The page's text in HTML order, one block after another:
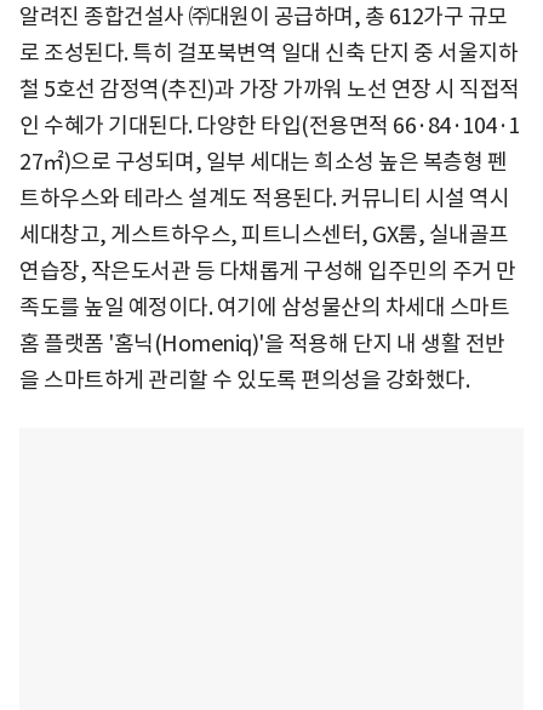
알려진 종합건설사 ㈜대원이 공급하며, 총 612가구 규모
로 조성된다. 특히 걸포북변역 일대 신축 단지 중 서울지하
철 5호선 감정역(추진)과 가장 가까워 노선 연장 시 직접적
인 수혜가 기대된다. 다양한 타입(전용면적 66·84·104·1
27㎡)으로 구성되며, 일부 세대는 희소성 높은 복층형 펜
트하우스와 테라스 설계도 적용된다. 커뮤니티 시설 역시
세대창고, 게스트하우스, 피트니스센터, GX룸, 실내골프
연습장, 작은도서관 등 다채롭게 구성해 입주민의 주거 만
족도를 높일 예정이다. 여기에 삼성물산의 차세대 스마트
홈 플랫폼 '홈닉(Homeniq)'을 적용해 단지 내 생활 전반
을 스마트하게 관리할 수 있도록 편의성을 강화했다.